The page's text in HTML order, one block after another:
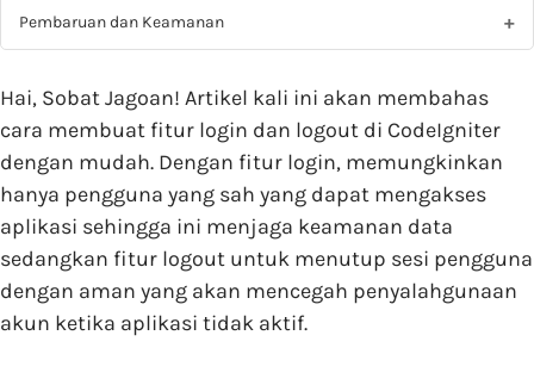
Pembaruan dan Keamanan
Hai, Sobat Jagoan! Artikel kali ini akan membahas
cara membuat fitur login dan logout di CodeIgniter
dengan mudah. Dengan fitur login, memungkinkan
hanya pengguna yang sah yang dapat mengakses
aplikasi sehingga ini menjaga keamanan data
sedangkan fitur logout untuk menutup sesi pengguna
dengan aman yang akan mencegah penyalahgunaan
akun ketika aplikasi tidak aktif.